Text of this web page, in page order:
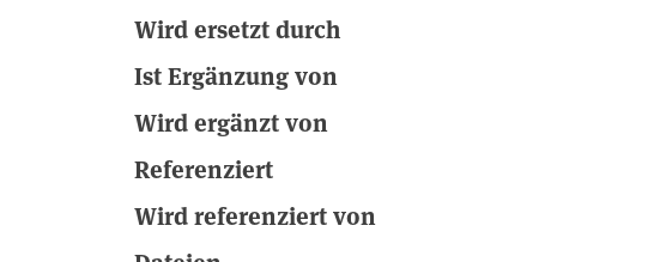
Wird ersetzt durch
Ist Ergänzung von
Wird ergänzt von
Referenziert
Wird referenziert von